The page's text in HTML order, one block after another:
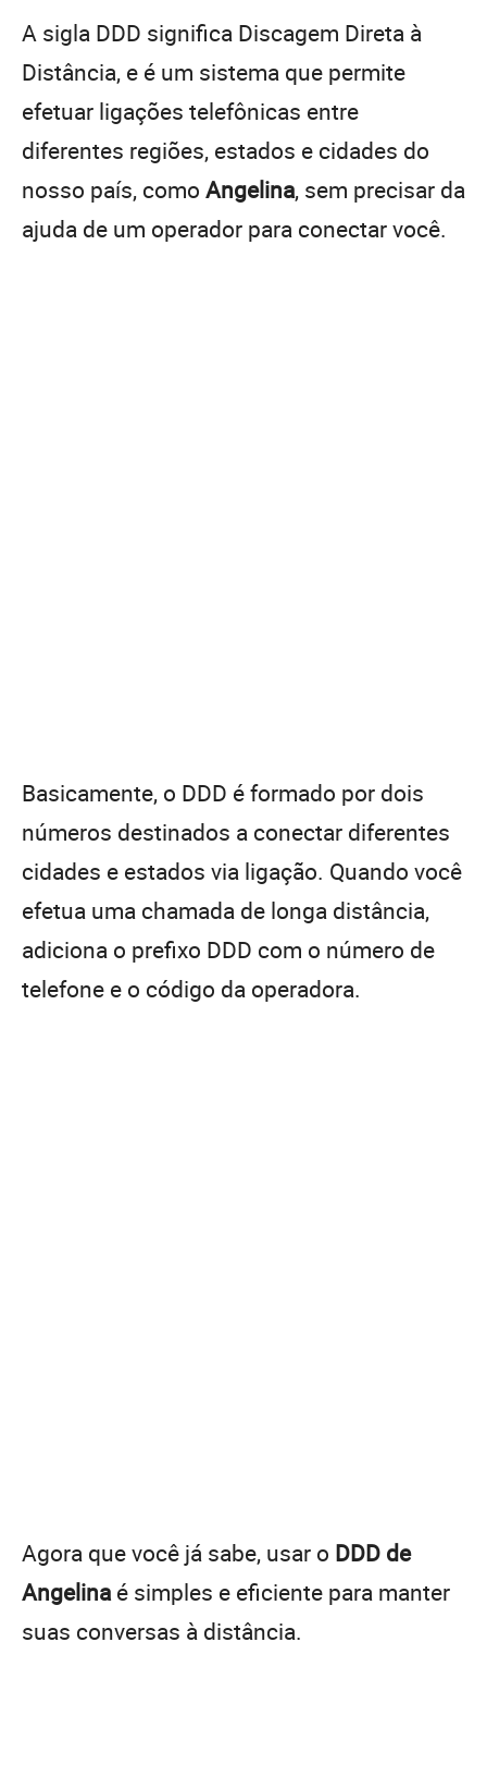
A sigla DDD significa Discagem Direta à
Distância, e é um sistema que permite
efetuar ligações telefônicas entre
diferentes regiões, estados e cidades do
nosso país, como Angelina, sem precisar da
ajuda de um operador para conectar você.
Basicamente, o DDD é formado por dois
números destinados a conectar diferentes
cidades e estados via ligação. Quando você
efetua uma chamada de longa distância,
adiciona o prefixo DDD com o número de
telefone e o código da operadora.
Agora que você já sabe, usar o DDD de
Angelina é simples e eficiente para manter
suas conversas à distância.